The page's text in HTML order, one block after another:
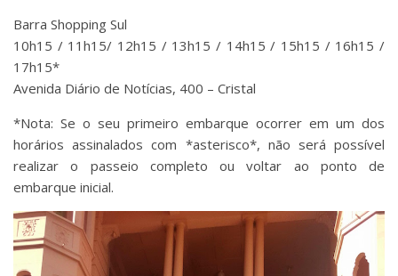
Barra Shopping Sul
10h15 / 11h15/ 12h15 / 13h15 / 14h15 / 15h15 / 16h15 /
17h15*
Avenida Diário de Notícias, 400 – Cristal
*Nota: Se o seu primeiro embarque ocorrer em um dos
horários assinalados com *asterisco*, não será possível
realizar o passeio completo ou voltar ao ponto de
embarque inicial.